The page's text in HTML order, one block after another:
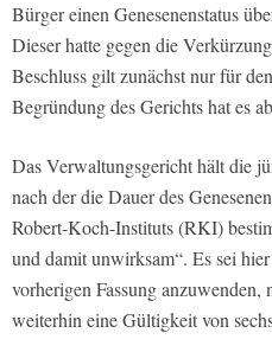
Bürger einen Genesenenstatus
Dieser hatte gegen die
Beschluss gilt zunächst nur für
Begründung des Gerichts hat es
Das Verwaltungsgericht hält die
nach der die Dauer des
Robert-Koch-Instituts (RKI)
und damit unwirksam“. Es sei
vorherigen Fassung anzuwenden,
weiterhin eine Gültigkeit von